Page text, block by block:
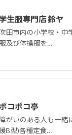
生服専門店 鈴ヤ
田市内の小学校・中
服及び体操服を…
ポコポコ亭
障がいのある人も一緒
B型)各種定食…